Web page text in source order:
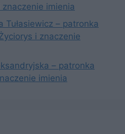
imienia
Tułasiewicz – patronka
i znaczenie
– patronka
imienia